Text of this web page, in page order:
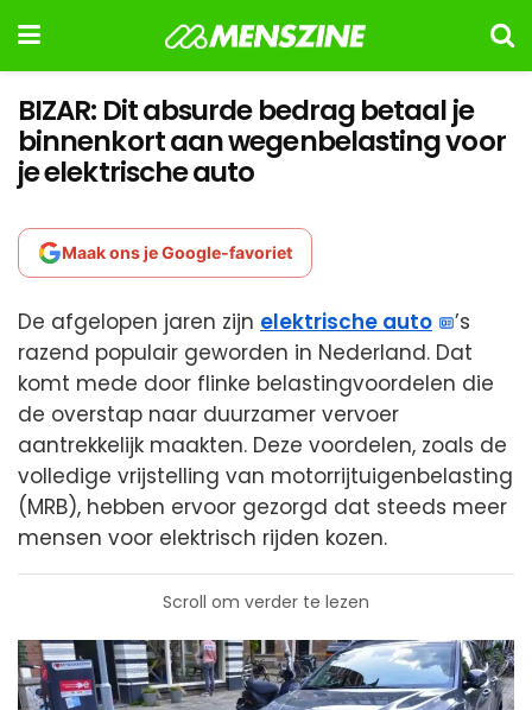
BIZAR: Dit absurde bedrag betaal je
binnenkort aan wegenbelasting voor
je elektrische auto
Maak ons je Google-favoriet
De afgelopen jaren zijn elektrische auto
’s
razend populair geworden in Nederland. Dat
komt mede door flinke belastingvoordelen die
de overstap naar duurzamer vervoer
aantrekkelijk maakten. Deze voordelen, zoals de
volledige vrijstelling van motorrijtuigenbelasting
(MRB), hebben ervoor gezorgd dat steeds meer
mensen voor elektrisch rijden kozen.
Scroll om verder te lezen